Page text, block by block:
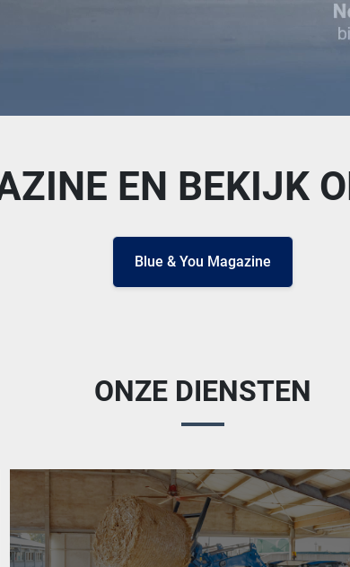
EN BEKIJK
Blue & You Magazine
ONZE DIENSTEN